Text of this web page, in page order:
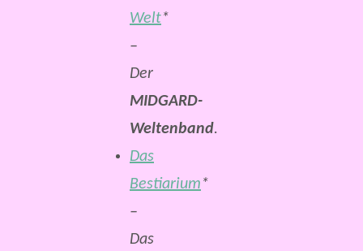
Welt*
–
Der
MIDGARD-
Weltenband.
Das
Bestiarium *
–
Das